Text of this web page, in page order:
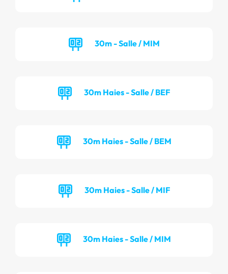
30m - Salle / MIM
30m Haies - Salle / BEF
30m Haies - Salle / BEM
30m Haies - Salle / MIF
30m Haies - Salle / MIM